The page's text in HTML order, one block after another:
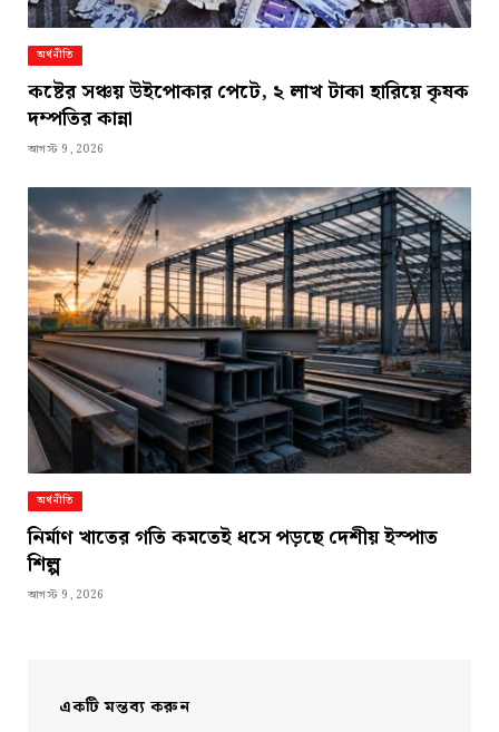
অর্থনীতি
কষ্টের সঞ্চয় উইপোকার পেটে, ২ লাখ টাকা হারিয়ে কৃষক
দম্পতির কান্না
আগস্ট 9, 2026
অর্থনীতি
নির্মাণ খাতের গতি কমতেই ধসে পড়ছে দেশীয় ইস্পাত
শিল্প
আগস্ট 9, 2026
একটি মন্তব্য করুন